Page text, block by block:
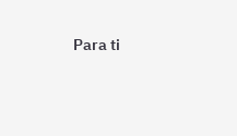
Para ti